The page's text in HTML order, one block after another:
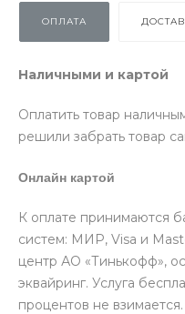
ОПЛАТА
Наличными и картой
Оплатить товар
решили забрать товар
Онлайн картой
К оплате принимаются
систем: МИР, Visa и
центр АО «Тинькофф»,
эквайринг. Услуга
процентов не взимается.